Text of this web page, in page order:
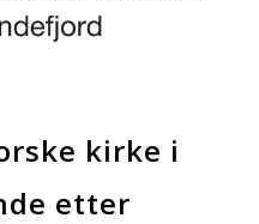
kirke i
etter